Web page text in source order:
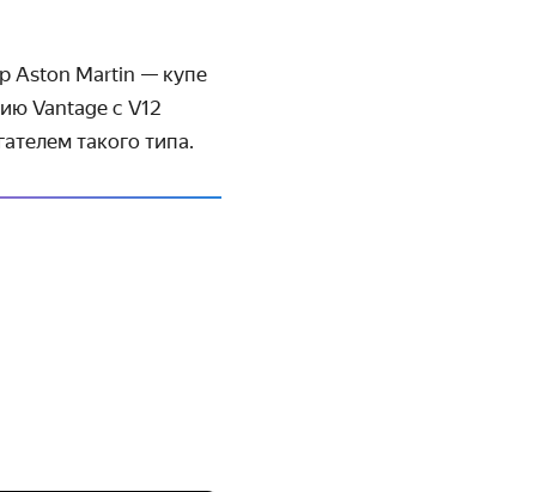
Aston Martin — купе
Vantage с V12
такого типа.